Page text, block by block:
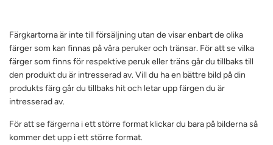
Färgkartorna är inte till försäljning utan de visar enbart de olika
färger som kan finnas på våra peruker och tränsar. För att se vilka
färger som finns för respektive peruk eller träns går du tillbaks till
den produkt du är intresserad av. Vill du ha en bättre bild på din
produkts färg går du tillbaks hit och letar upp färgen du är
intresserad av.
För att se färgerna i ett större format klickar du bara på bilderna så
kommer det upp i ett större format.